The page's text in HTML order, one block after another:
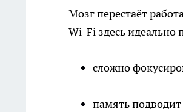
Мозг перестаёт
Wi-Fi здесь идеально
сложно
память